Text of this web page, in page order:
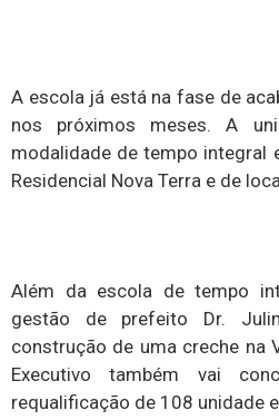
A escola já está na fase de
nos próximos meses. A
modalidade de tempo integral
Residencial Nova Terra e de
Além da escola de tempo
gestão de prefeito Dr.
construção de uma creche na
Executivo também vai
requalificação de 108 unidade